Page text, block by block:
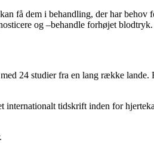
få dem i behandling, der har
og –behandle forhøjet
24 studier fra en lang række
internationalt tidskrift inden for